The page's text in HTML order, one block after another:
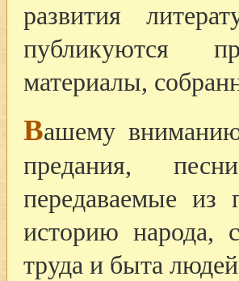
развития
публикуются
материалы,
Вашему
предания,
передаваемые из
историю народа,
труда и быта